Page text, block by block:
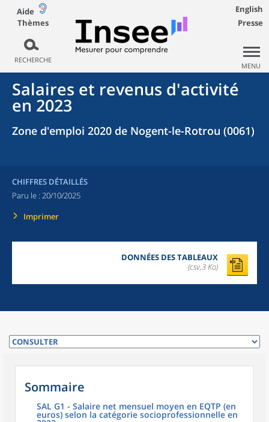
Aide
Thèmes
RECHERCHE
English
Presse
MENU
Salaires et revenus d'activité
en 2023
Zone d'emploi 2020 de Nogent-le-Rotrou (0061)
CHIFFRES DÉTAILLÉS
Paru le : 20/10/2025
Imprimer
DONNÉES DES TABLEAUX
(csv,3 Ko)
Sommaire
SAL G1 - Salaire net mensuel moyen en EQTP (en
euros) selon la catégorie socioprofessionnelle en